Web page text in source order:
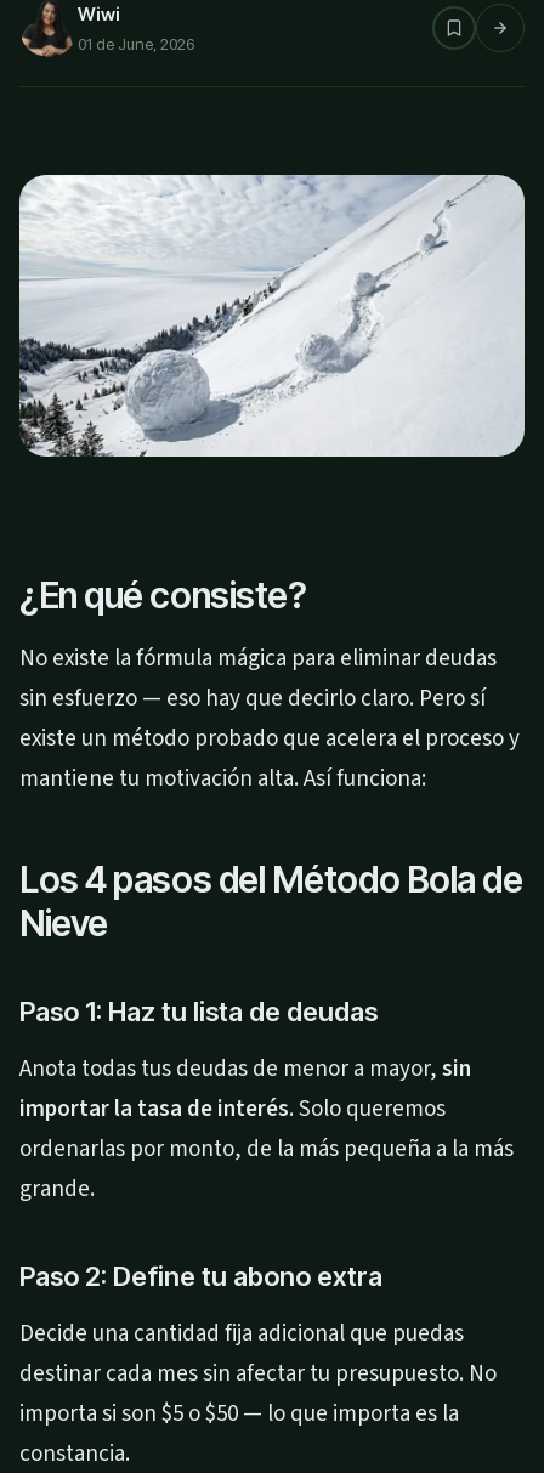
Wiwi
01 de June, 2026
¿En qué consiste?
No existe la fórmula mágica para eliminar deudas
sin esfuerzo — eso hay que decirlo claro. Pero sí
existe un método probado que acelera el proceso y
mantiene tu motivación alta. Así funciona:
Los 4 pasos del Método Bola de
Nieve
Paso 1: Haz tu lista de deudas
Anota todas tus deudas de menor a mayor,sin
importar la tasa de interés. Solo queremos
ordenarlas por monto, de la más pequeña a la más
grande.
Paso 2: Define tu abono extra
Decide una cantidad fija adicional que puedas
destinar cada mes sin afectar tu presupuesto. No
importa si son $5 o $50 — lo que importa es la
constancia.